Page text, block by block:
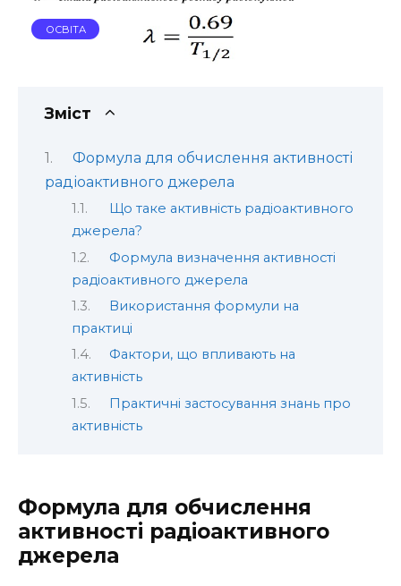
ОСВІТА
Зміст
Формула для обчислення активності
радіоактивного джерела
Що таке активність радіоактивного
джерела?
Формула визначення активності
радіоактивного джерела
Використання формули на
практиці
Фактори, що впливають на
активність
Практичні застосування знань про
активність
Формула для обчислення
активності радіоактивного
джерела